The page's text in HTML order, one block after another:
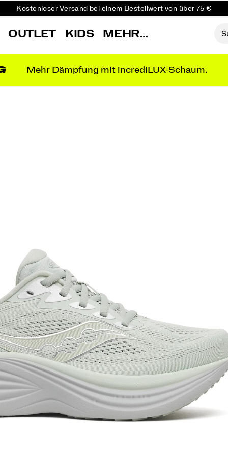
Kostenfreie Retouren bei allen Bestellungen
OUTLET KIDS MEHR...
Mehr Dämpfung mit incrediLUX-Schaum.